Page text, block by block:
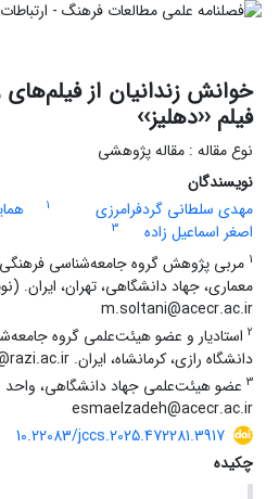
خوانش زندانیان از
فیلم ‹‹دهلیز››
نوع مقاله : مقاله پژوهشی
نویسندگان
مهدی سلطانی گردفرامرزی
1
اصغر اسماعیل زاده
3
1 مربی پژوهش گروه جامعه‌شناسی
معماری، جهاد دانشگاهی، تهران، ایران.
m.soltani@acecr.ac.ir
2 استادیار و عضو هیئت‌علمی گروه
دانشگاه رازی، کرمانشاه، ایران. hmoradkhani@razi.ac.ir
3 عضو هیئت‌علمی جهاد دانشگاهی، واحد
esmaelzadeh@acecr.ac.ir
10.22083/jccs.2025.472281.3917
چکیده